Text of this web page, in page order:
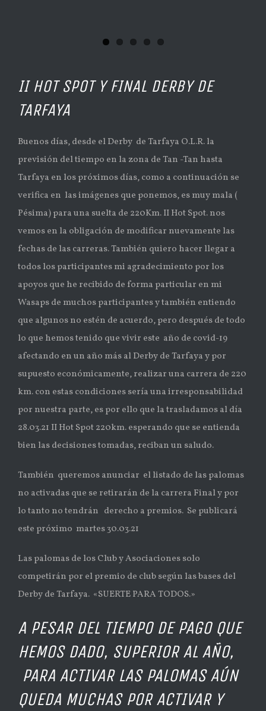
II HOT SPOT Y FINAL DERBY DE
TARFAYA
Buenos días, desde el Derby de Tarfaya O.L.R. la
previsión del tiempo en la zona de Tan -Tan hasta
Tarfaya en los próximos días, como a continuación se
verifica en las imágenes que ponemos, es muy mala (
Pésima) para una suelta de 220Km. II Hot Spot. nos
vemos en la obligación de modificar nuevamente las
fechas de las carreras. También quiero hacer llegar a
todos los participantes mi agradecimiento por los
apoyos que he recibido de forma particular en mi
Wasaps de muchos participantes y también entiendo
que algunos no estén de acuerdo, pero después de todo
lo que hemos tenido que vivir este año de covid-19
afectando en un año más al Derby de Tarfaya y por
supuesto económicamente, realizar una carrera de 220
km. con estas condiciones sería una irresponsabilidad
por nuestra parte, es por ello que la trasladamos al día
28.03.21 II Hot Spot 220km. esperando que se entienda
bien las decisiones tomadas, reciban un saludo.
También queremos anunciar el listado de las palomas
no activadas que se retirarán de la carrera Final y por
lo tanto no tendrán derecho a premios. Se publicará
este próximo martes 30.03.21
Las palomas de los Club y Asociaciones solo
competirán por el premio de club según las bases del
Derby de Tarfaya. «SUERTE PARA TODOS.»
A PESAR DEL TIEMPO DE PAGO QUE
HEMOS DADO, SUPERIOR AL AÑO,
PARA ACTIVAR LAS PALOMAS AÚN
QUEDA MUCHAS POR ACTIVAR Y